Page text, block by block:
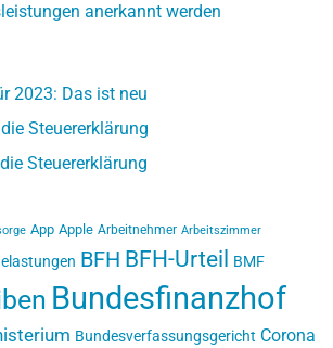
anerkannt werden
2023: Das ist neu
Steuererklärung
Steuererklärung
App Apple Arbeitnehmer Arbeitszimmer
BFH BFH-Urteil BMF
Bundesfinanzhof
Bundesverfassungsgericht Corona